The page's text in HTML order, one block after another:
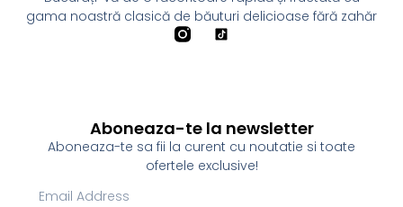
gama noastră clasică de băuturi delicioase fără zahăr
Aboneaza-te la newsletter
Aboneaza-te sa fii la curent cu noutatie si toate
ofertele exclusive!